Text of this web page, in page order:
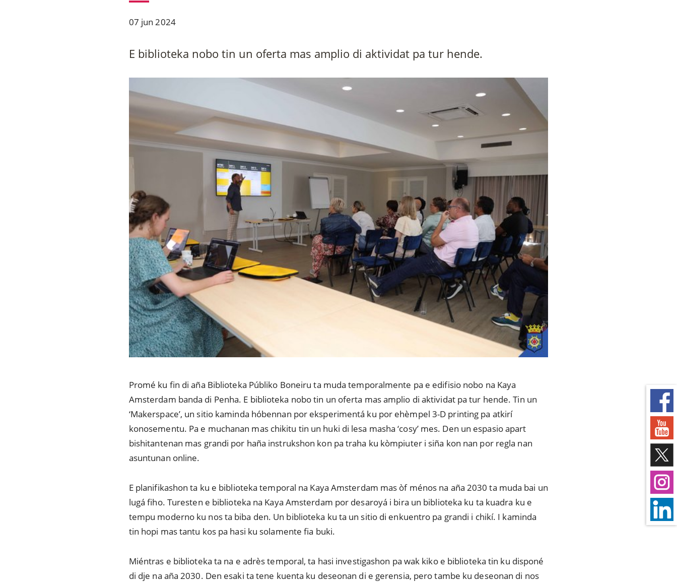
07 jun 2024
E biblioteka nobo tin un oferta mas amplio di aktividat pa tur hende.
Promé ku fin di aña Biblioteka Públiko Boneiru ta muda temporalmente pa e edifisio nobo na Kaya
Amsterdam banda di Penha. E biblioteka nobo tin un oferta mas amplio di aktividat pa tur hende. Tin un
‘Makerspace’, un sitio kaminda hóbennan por eksperimentá ku por ehèmpel 3-D printing pa atkirí
konosementu. Pa e muchanan mas chikitu tin un huki di lesa masha ‘cosy’ mes. Den un espasio apart
bishitantenan mas grandi por haña instrukshon kon pa traha ku kòmpiuter i siña kon nan por regla nan
asuntunan online.
E planifikashon ta ku e biblioteka temporal na Kaya Amsterdam mas òf ménos na aña 2030 ta muda bai un
lugá fiho. Turesten e biblioteka na Kaya Amsterdam por desaroyá i bira un biblioteka ku ta kuadra ku e
tempu moderno ku nos ta biba den. Un biblioteka ku ta un sitio di enkuentro pa grandi i chikí. I kaminda
tin hopi mas tantu kos pa hasi ku solamente fia buki.
Miéntras e biblioteka ta na e adrès temporal, ta hasi investigashon pa wak kiko e biblioteka tin ku disponé
di dje na aña 2030. Den esaki ta tene kuenta ku deseonan di e gerensia, pero tambe ku deseonan di nos